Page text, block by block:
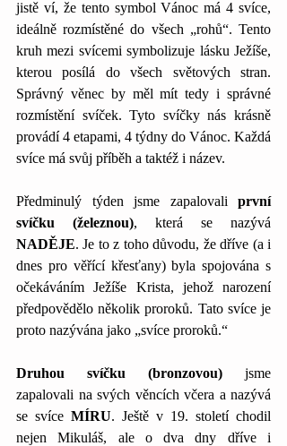
jistě ví, že tento symbol Vánoc má 4 svíce,
ideálně rozmístěné do všech „rohů“. Tento
kruh mezi svícemi symbolizuje lásku Ježíše,
kterou posílá do všech světových stran.
Správný věnec by měl mít tedy i správné
rozmístění svíček. Tyto svíčky nás krásně
provádí 4 etapami, 4 týdny do Vánoc. Každá
svíce má svůj příběh a taktéž i název.
Předminulý týden jsme zapalovali první
svíčku (železnou)
NADĚJE. Je to z toho důvodu, že dříve (a i
dnes pro věřící křesťany) byla spojována s
očekáváním Ježíše Krista, jehož narození
předpovědělo několik proroků. Tato svíce je
proto nazývána jako „svíce proroků.“
Druhou svíčku (bronzovou) jsme
zapalovali na svých věncích včera a nazývá
se svíce MÍRU. Ještě v 19. století chodil
nejen Mikuláš, ale o dva dny dříve i